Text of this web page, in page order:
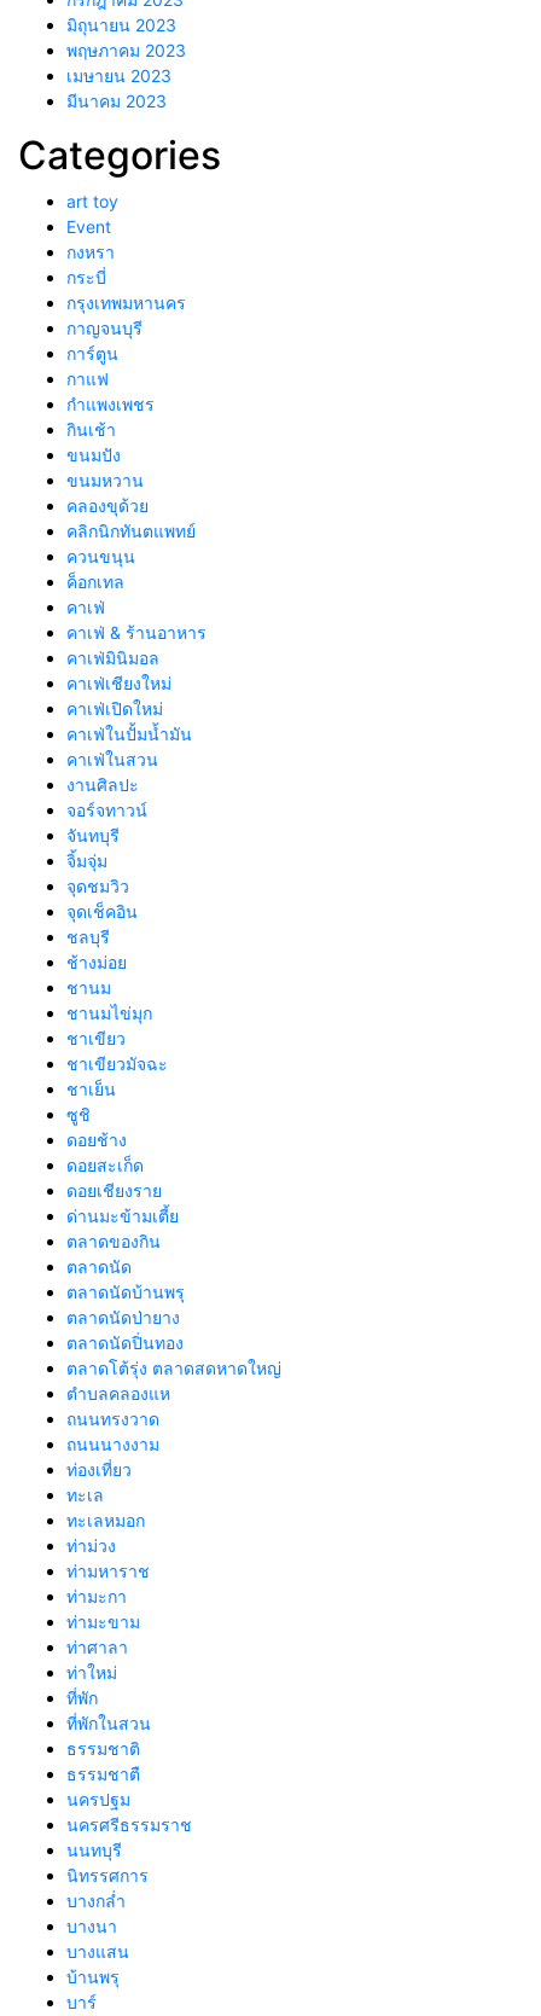
มิถุนายน 2023
พฤษภาคม 2023
เมษายน 2023
มีนาคม 2023
Categories
art toy
Event
กงหรา
กระบี่
กรุงเทพมหานคร
กาญจนบุรี
การ์ตูน
กาแฟ
กำแพงเพชร
กินเช้า
ขนมปัง
ขนมหวาน
คลองขุด้วย
คลิกนิกทันตแพทย์
ควนขนุน
ค็อกเทล
คาเฟ่
คาเฟ่ & ร้านอาหาร
คาเฟ่มินิมอล
คาเฟ่เชียงใหม่
คาเฟ่เปิดใหม่
คาเฟ่ในปั้มน้ำมัน
คาเฟ่ในสวน
งานศิลปะ
จอร์จทาวน์
จันทบุรี
จิ้มจุ่ม
จุดชมวิว
จุดเช็คอิน
ชลบุรี
ช้างม่อย
ชานม
ชานมไข่มุก
ชาเขียว
ชาเขียวมัจฉะ
ชาเย็น
ซูชิ
ดอยช้าง
ดอยสะเก็ด
ดอยเชียงราย
ด่านมะข้ามเตี้ย
ตลาดของกิน
ตลาดนัด
ตลาดนัดบ้านพรุ
ตลาดนัดป่ายาง
ตลาดนัดปิ่นทอง
ตลาดโต้รุ่ง ตลาดสดหาดใหญ่
ตำบลคลองแห
ถนนทรงวาด
ถนนนางงาม
ท่องเที่ยว
ทะเล
ทะเลหมอก
ท่าม่วง
ท่ามหาราช
ท่ามะกา
ท่ามะขาม
ท่าศาลา
ท่าใหม่
ที่พัก
ที่พักในสวน
ธรรมชาติ
ธรรมชาตื
นครปฐม
นครศรีธรรมราช
นนทบุรี
นิทรรศการ
บางกล่ำ
บางนา
บางแสน
บ้านพรุ
บาร์